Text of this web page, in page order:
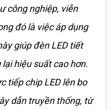
công nghiệp, viễn
đó là việc áp dụng
giúp đèn LED tiết
hiệu suất cao hơn.
tiếp chip LED lên bo
dẫn truyền thống, từ